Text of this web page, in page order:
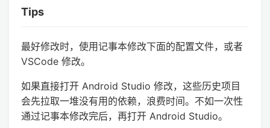
Tips
最好修改时，使用记事本修改下面的配置文件，或者
VSCode 修改。
如果直接打开 Android Studio 修改，这些历史项目
会先拉取一堆没有用的依赖，浪费时间。不如一次性
通过记事本修改完后，再打开 Android Studio。